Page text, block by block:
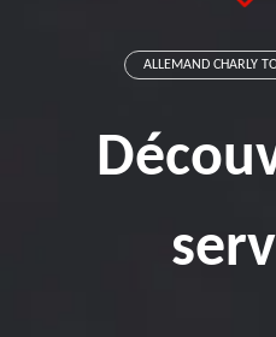
ALLEMAND CHARLY